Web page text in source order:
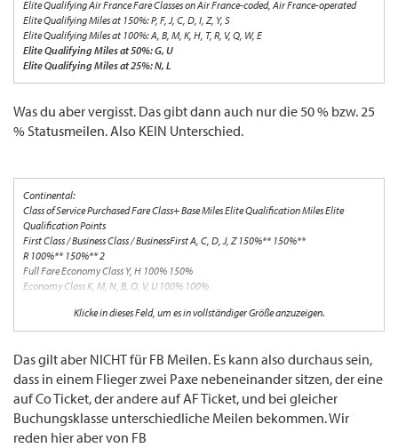
Elite Qualifying Air France Fare Classes on Air France-coded, Air France-operated
Elite Qualifying Miles at 150%: P, F, J, C, D, I, Z, Y, S
Elite Qualifying Miles at 100%: A, B, M, K, H, T, R, V, Q, W, E
Elite Qualifying Miles at 50%: G, U
Elite Qualifying Miles at 25%: N, L
Was du aber vergisst. Das gibt dann auch nur die 50 % bzw. 25
% Statusmeilen. Also KEIN Unterschied.
Continental:
Class of Service Purchased Fare Class+ Base Miles Elite Qualification Miles Elite
Qualification Points
First Class / Business Class / BusinessFirst A, C, D, J, Z 150%** 150%**
R 100%** 150%** 2
Full Fare Economy Class Y, H 100% 150%
Economy Class K, M, N, B, O, V, U 100% 100%
Bei Continental bekommen selbst CO FF nur 50% EQM wenn das Ticket nicht direkt
bei CO gekauft wurde.
Klicke in dieses Feld, um es in vollständiger Größe anzuzeigen.
Das gilt aber NICHT für FB Meilen. Es kann also durchaus sein,
dass in einem Flieger zwei Paxe nebeneinander sitzen, der eine
auf Co Ticket, der andere auf AF Ticket, und bei gleicher
Buchungsklasse unterschiedliche Meilen bekommen. Wir
reden hier aber von FB